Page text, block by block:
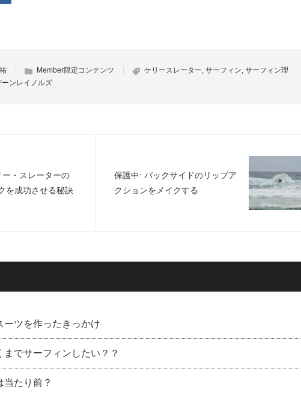
Member限定コンテンツ ケリースレーター, サーフィン, サーフィン理
ーンレイノルズ
・スレーターの
を成功させる秘訣
保護中: バックサイドのリップア
クションをメイクする
ーツを作ったきっかけ
でサーフィンしたい？？
たり前？